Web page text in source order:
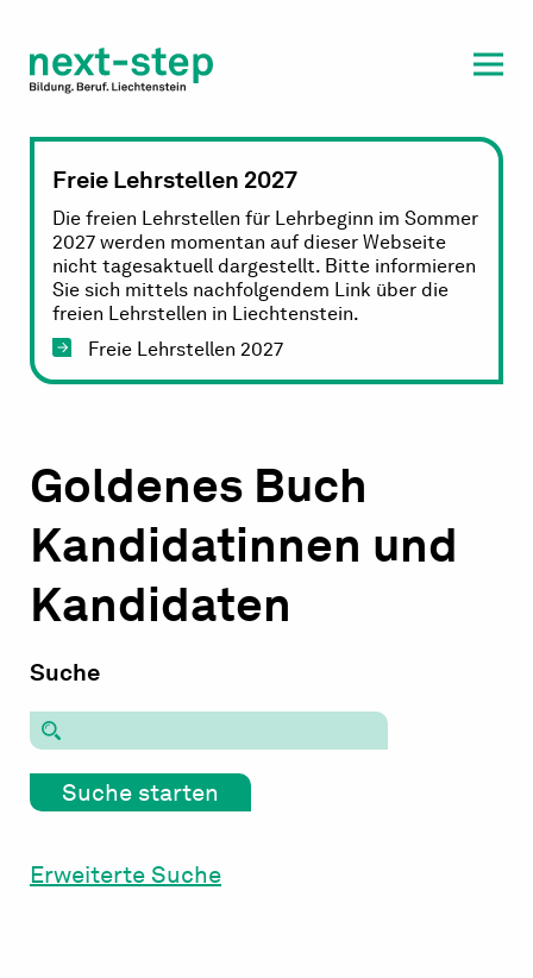
Beratung & Unterstützung
Freie Lehrstellen 2027
Die freien Lehrstellen für Lehrbeginn im Sommer
2027 werden momentan auf dieser Webseite
nicht tagesaktuell dargestellt. Bitte informieren
Sie sich mittels nachfolgendem Link über die
freien Lehrstellen in Liechtenstein.
Freie Lehrstellen 2027
Goldenes Buch
Kandidatinnen und
Kandidaten
Suche
Erweiterte Suche